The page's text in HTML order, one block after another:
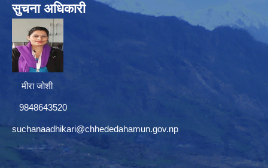
सुचना अधिकारी
मीरा जोशी
9848643520
suchanaadhikari@chhededahamun.gov.np